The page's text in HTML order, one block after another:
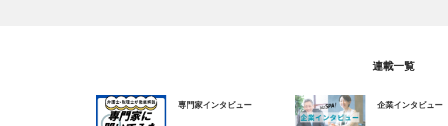
連載一覧
専門家インタビュー 企業インタビュー